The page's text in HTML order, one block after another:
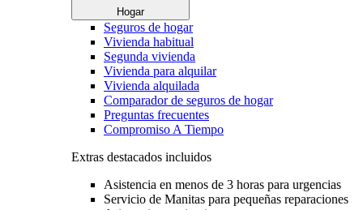
Hogar
Seguros de hogar
Vivienda habitual
Segunda vivienda
Vivienda para alquilar
Vivienda alquilada
Comparador de seguros de hogar
Preguntas frecuentes
Compromiso A Tiempo
Extras destacados incluidos
Asistencia en menos de 3 horas para urgencias
Servicio de Manitas para pequeñas reparaciones